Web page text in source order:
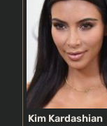
Kim Kardashian